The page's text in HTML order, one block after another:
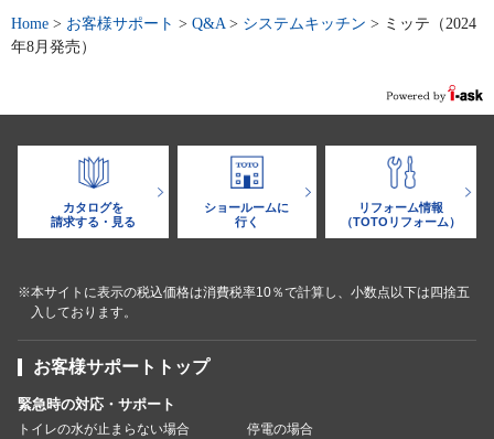
Home > お客様サポート > Q&A> システムキッチン > ミッテ（2024
年8月発売）
カタログを
請求する・見る
ショールームに
行く
リフォーム情報
（TOTOリフォーム）
※本サイトに表示の税込価格は消費税率10％で計算し、小数点以下は四捨五
入しております。
お客様サポートトップ
緊急時の対応・サポート
トイレの水が止まらない場合
停電の場合